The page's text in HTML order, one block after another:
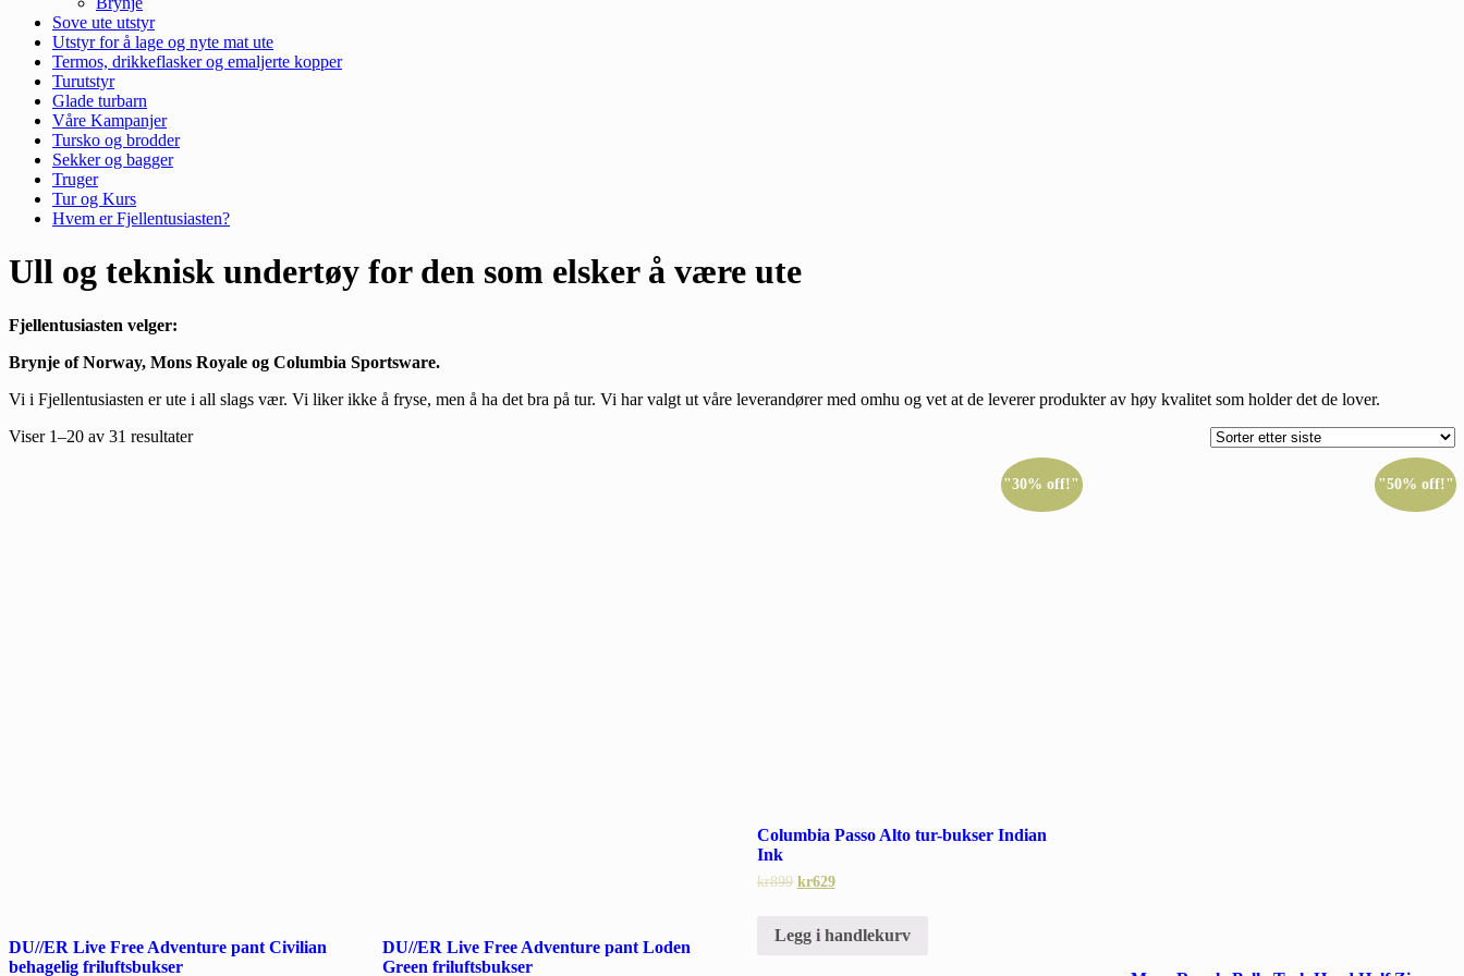
Sove ute utstyr
Utstyr for å lage og nyte mat ute
Termos, drikkeflasker og emaljerte kopper
Turutstyr
Glade turbarn
Våre Kampanjer
Tursko og brodder
Sekker og bagger
Truger
Tur og Kurs
Hvem er Fjellentusiasten?
Ull og teknisk undertøy for den som elsker å være ute
Fjellentusiasten velger:
Brynje of Norway, Mons Royale og Columbia Sportsware.
Vi i Fjellentusiasten er ute i all slags vær. Vi liker ikke å fryse, men å ha det bra på tur. Vi har valgt ut våre leverandører med omhu og vet at de leverer produkter av høy kvalitet som holder det de lover.
Viser 1–20 av 31 resultater
DU//ER Live Free Adventure pant Civilian
behagelig friluftsbukser
DU//ER Live Free Adventure pant Loden
Green friluftsbukser
"30% off!"
Columbia Passo Alto tur-bukser Indian
Ink
kr899 kr629
Legg i handlekurv
"50% off!"